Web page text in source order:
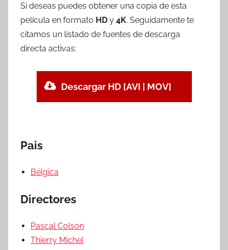
Si deseas puedes obtener una copia de esta
película en formato HD y 4K. Seguidamente te
citamos un listado de fuentes de descarga
directa activas:
Descargar HD [AVI | MOV]
Pais
Bélgica
Directores
Pascal Colson
Thierry Michel